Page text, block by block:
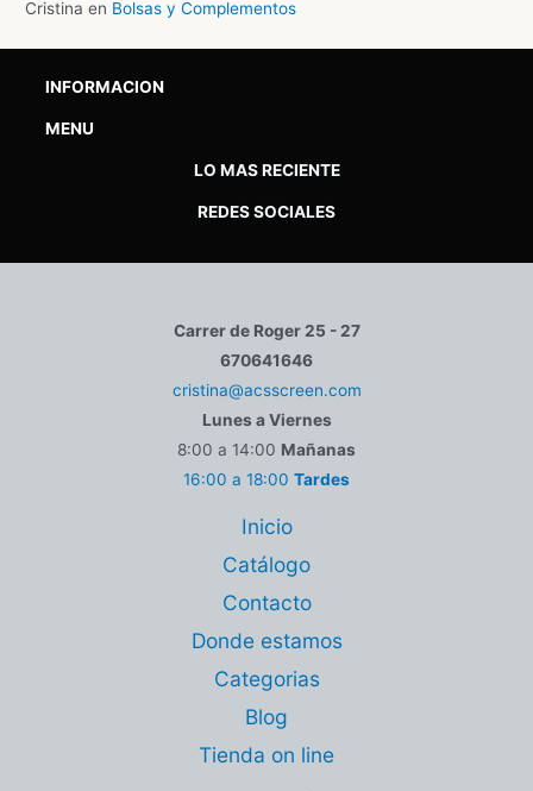
Cristina en Bolsas y Complementos
INFORMACION
MENU
LO MAS RECIENTE
REDES SOCIALES
Carrer de Roger 25 - 27
670641646
cristina@acsscreen.com
Lunes a Viernes
8:00 a 14:00 Mañanas
16:00 a 18:00 Tardes
Inicio
Catálogo
Contacto
Donde estamos
Categorias
Blog
Tienda on line